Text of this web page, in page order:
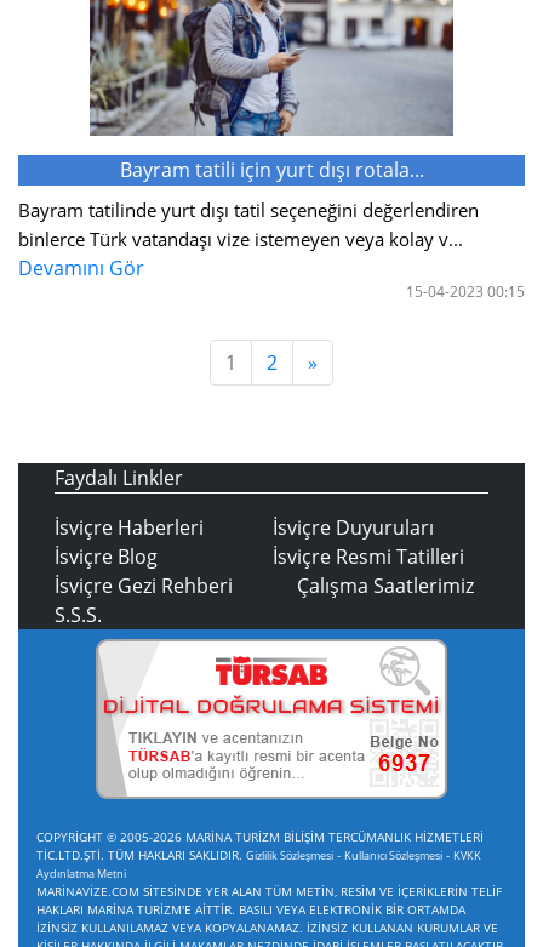
Bayram tatili için yurt dışı rotala...
Bayram tatilinde yurt dışı tatil seçeneğini değerlendiren
binlerce Türk vatandaşı vize istemeyen veya kolay v...
Devamını Gör
15-04-2023 00:15
1 2 »
Faydalı Linkler
İsviçre Haberleri
İsviçre Duyuruları
İsviçre Blog
İsviçre Resmi Tatilleri
İsviçre Gezi Rehberi
Çalışma Saatlerimiz
S.S.S.
COPYRİGHT © 2005-2026 MARİNA TURİZM BİLİŞİM TERCÜMANLIK HİZMETLERİ
TİC.LTD.ŞTİ. TÜM HAKLARI SAKLIDIR. Gizlilik Sözleşmesi - Kullanıcı Sözleşmesi - KVKK
Aydınlatma Metni
MARİNAVİZE.COM SİTESİNDE YER ALAN TÜM METİN, RESİM VE İÇERİKLERİN TELİF
HAKLARI MARİNA TURİZM'E AİTTİR. BASILI VEYA ELEKTRONİK BİR ORTAMDA
İZİNSİZ KULLANILAMAZ VEYA KOPYALANAMAZ. İZİNSİZ KULLANAN KURUMLAR VE